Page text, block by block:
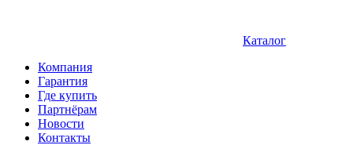
Каталог
Компания
Гарантия
Где купить
Партнёрам
Новости
Контакты